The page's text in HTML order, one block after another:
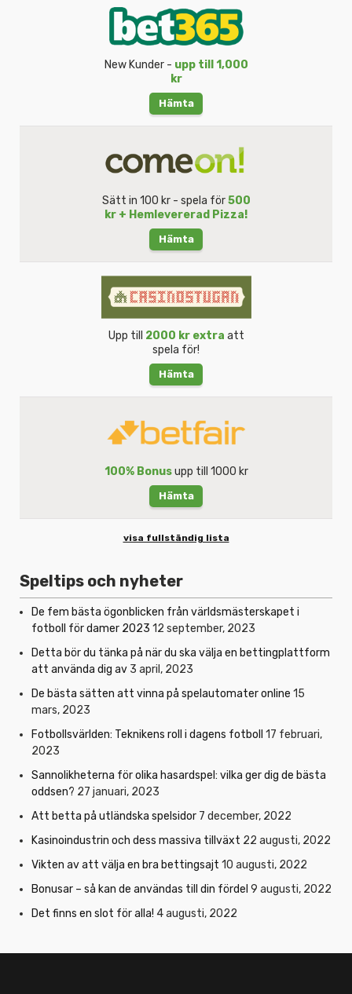
New Kunder - upp till 1,000
kr
Hämta
Sätt in 100 kr - spela för500
kr + Hemlevererad Pizza!
Hämta
Upp till 2000 kr extra att
spela för!
Hämta
100% Bonusupp till 1000 kr
Hämta
visa fullständig lista
Speltips och nyheter
De fem bästa ögonblicken från världsmästerskapet i
fotboll för damer 2023 12 september, 2023
Detta bör du tänka på när du ska välja en bettingplattform
att använda dig av 3 april, 2023
De bästa sätten att vinna på spelautomater online 15
mars, 2023
Fotbollsvärlden: Teknikens roll i dagens fotboll 17 februari,
2023
Sannolikheterna för olika hasardspel: vilka ger dig de bästa
oddsen? 27 januari, 2023
Att betta på utländska spelsidor 7 december, 2022
Kasinoindustrin och dess massiva tillväxt 22 augusti, 2022
Vikten av att välja en bra bettingsajt 10 augusti, 2022
Bonusar – så kan de användas till din fördel 9 augusti, 2022
Det finns en slot för alla! 4 augusti, 2022